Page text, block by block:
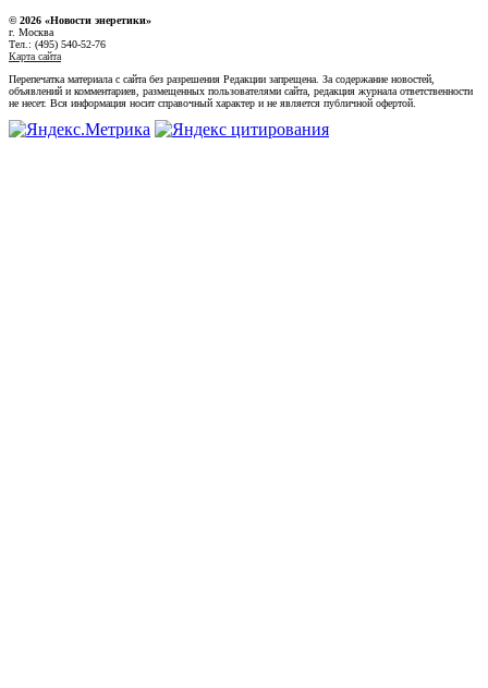
© 2026 «Новости энеретики»
г. Москва
Тел.: (495) 540-52-76
Карта сайта
Перепечатка материала с сайта без разрешения Редакции запрещена. За содержание новостей,
объявлений и комментариев, размещенных пользователями сайта, редакция журнала ответственности
не несет. Вся информация носит справочный характер и не является публичной офертой.